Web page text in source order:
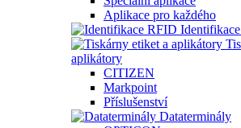
Aplikace pro každého
aplikátory
CITIZEN
Markpoint
Příslušenství
Dataterminály